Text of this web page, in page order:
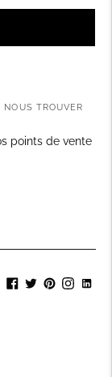
NOUS TROUVER
points de vente